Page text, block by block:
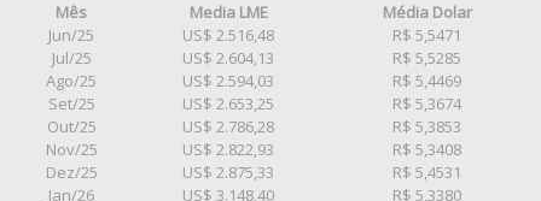
Mês Media LME
Média Dolar
Jun/25
US$ 2.516,48
R$ 5,5471
Jul/25
US$ 2.604,13
R$ 5,5285
Ago/25
US$ 2.594,03
R$ 5,4469
Set/25
US$ 2.653,25
R$ 5,3674
Out/25
US$ 2.786,28
R$ 5,3853
Nov/25
US$ 2.822,93
R$ 5,3408
Dez/25
US$ 2.875,33
R$ 5,4531
Jan/26
US$ 3.148,40
R$ 5,3380